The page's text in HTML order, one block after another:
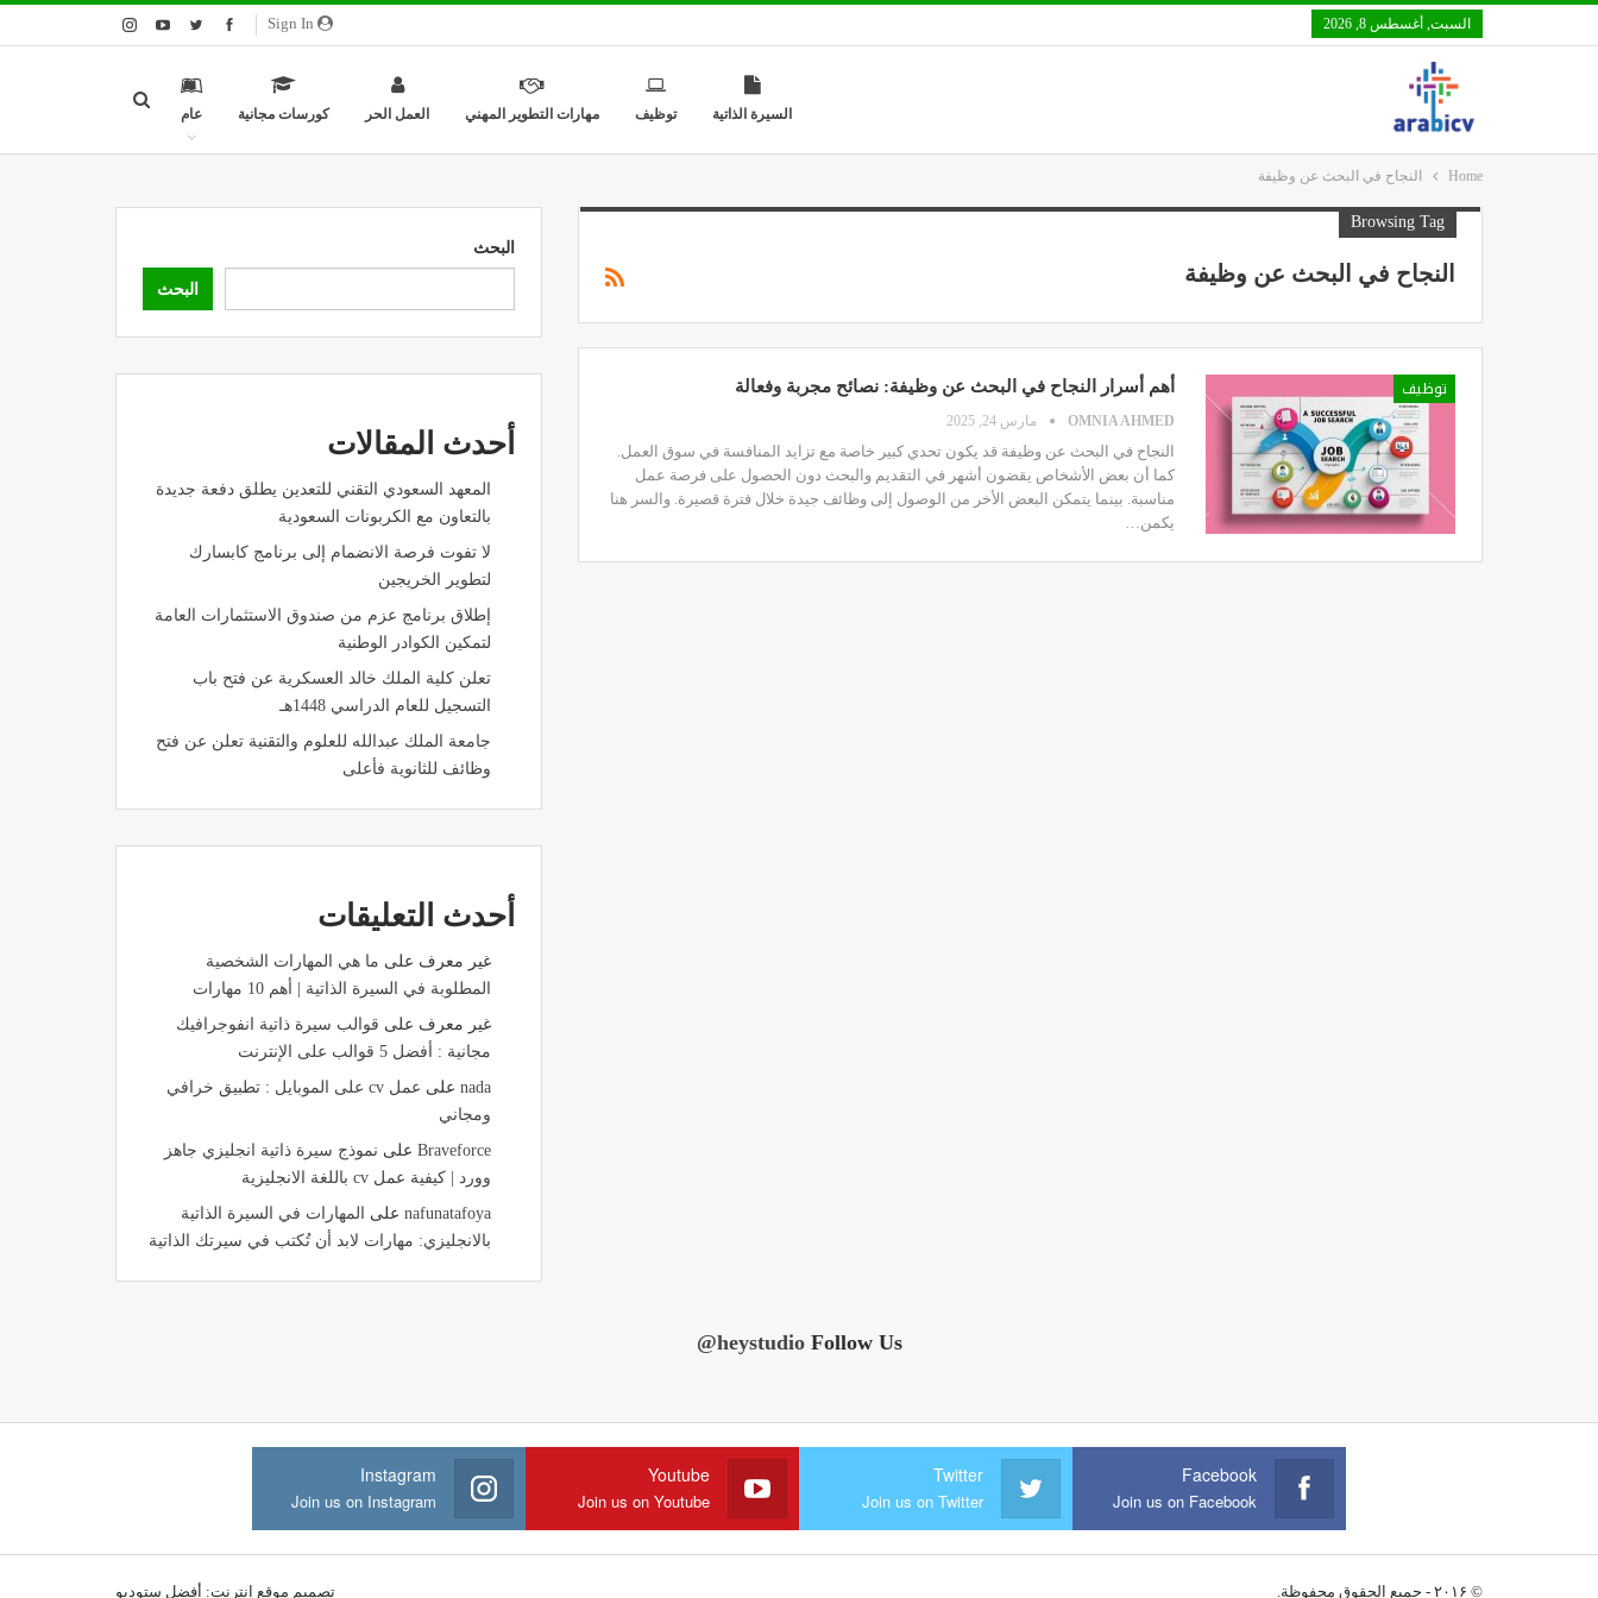
السبت, أغسطس 8, 2026
السيرة الذاتية توظيف مهارات التطوير المهني العمل الحر كورسات مجانية عام
Home النجاح في البحث عن وظيفة
Browsing Tag
النجاح في البحث عن وظيفة
توظيف أهم أسرار النجاح في البحث عن وظيفة: نصائح مجربة وفعالة
OMNIA AHMED مارس 24, 2025
النجاح في البحث عن وظيفة قد يكون تحدي كبير خاصة مع تزايد المنافسة في سوق العمل.
كما أن بعض الأشخاص يقضون أشهر في التقديم والبحث دون الحصول على فرصة عمل
مناسبة. بينما يتمكن البعض الأخر من الوصول إلى وظائف جيدة خلال فترة قصيرة. والسر هنا
يكمن…
البحث
البحث
أحدث المقالات
المعهد السعودي التقني للتعدين يطلق دفعة جديدة
بالتعاون مع الكربونات السعودية
لا تفوت فرصة الانضمام إلى برنامج كابسارك
لتطوير الخريجين
إطلاق برنامج عزم من صندوق الاستثمارات العامة
لتمكين الكوادر الوطنية
تعلن كلية الملك خالد العسكرية عن فتح باب
التسجيل للعام الدراسي 1448هـ
جامعة الملك عبدالله للعلوم والتقنية تعلن عن فتح
وظائف للثانوية فأعلى
أحدث التعليقات
غير معرف على ما هي المهارات الشخصية
المطلوبة في السيرة الذاتية | أهم 10 مهارات
غير معرف على قوالب سيرة ذاتية انفوجرافيك
مجانية : أفضل 5 قوالب على الإنترنت
nadaعلى
عمل cv على الموبايل : تطبيق خرافي
ومجاني
Braveforceعلى نموذج سيرة ذاتية انجليزي جاهز
وورد | كيفية عمل cv باللغة الانجليزية
nafunatafoyaعلى
المهارات في السيرة الذاتية
بالانجليزي: مهارات لابد أن تُكتب في سيرتك الذاتية
Follow Us
@heystudio
Facebook
Join us on Facebook
Twitter
Join us on Twitter
Youtube
Join us on Youtube
Instagram
Join us on Instagram
© ۲۰۱۶ - جميع الحقوق محفوظة. تصميم موقع انترنت: أفضل ستوديو